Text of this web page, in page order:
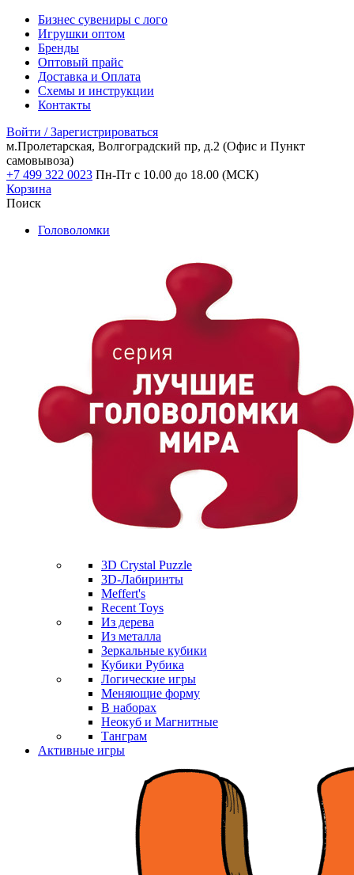
Бизнес сувениры с лого
Игрушки оптом
Бренды
Оптовый прайс
Доставка и Оплата
Схемы и инструкции
Контакты
Войти / Зарегистрироваться
м.Пролетарская, Волгоградский пр, д.2 (Офис и Пункт
самовывоза)
+7 499 322 0023 Пн-Пт с 10.00 до 18.00 (МСК)
Корзина
Поиск
Головоломки
3D Crystal Puzzle
3D-Лабиринты
Meffert's
Recent Toys
Из дерева
Из металла
Зеркальные кубики
Кубики Рубика
Логические игры
Меняющие форму
В наборах
Неокуб и Магнитные
Танграм
Активные игры